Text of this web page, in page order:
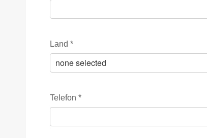
Land *
Telefon *